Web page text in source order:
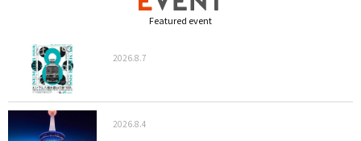
Featured event
2026.8.7
2026.8.4